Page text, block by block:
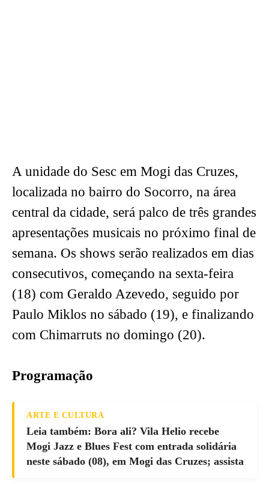
A unidade do Sesc em Mogi das Cruzes,
localizada no bairro do Socorro, na área
central da cidade, será palco de três grandes
apresentações musicais no próximo final de
semana. Os shows serão realizados em dias
consecutivos, começando na sexta-feira
(18) com Geraldo Azevedo, seguido por
Paulo Miklos no sábado (19), e finalizando
com Chimarruts no domingo (20).
Programação
ARTE E CULTURA
Leia também: Bora ali? Vila Helio recebe
Mogi Jazz e Blues Fest com entrada solidária
neste sábado (08), em Mogi das Cruzes; assista